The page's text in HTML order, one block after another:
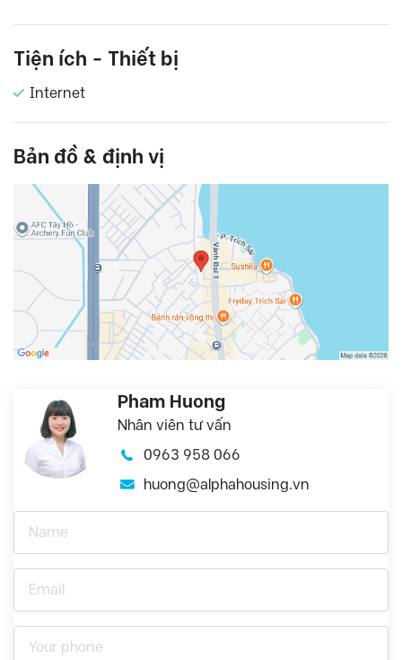
Tiện ích - Thiết bị
Internet
Bản đồ & định vị
Pham Huong
Nhân viên tư vấn
0963 958 066
huong@alphahousing.vn